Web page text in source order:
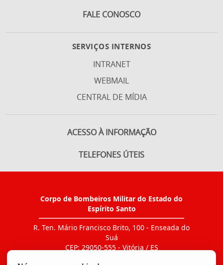
FALE CONOSCO
SERVIÇOS INTERNOS
INTRANET
WEBMAIL
CENTRAL DE MÍDIA
ACESSO À INFORMAÇÃO
TELEFONES ÚTEIS
Corpo de Bombeiros Militar do Estado do
Espírito Santo
R. Ten. Mário Francisco Brito, 100 - Enseada do
Suá
CEP: 29050-555 - Vitória / ES